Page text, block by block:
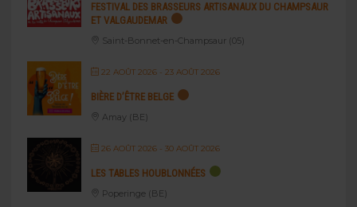
FESTIVAL DES BRASSEURS ARTISANAUX DU CHAMPSAUR
ET VALGAUDEMAR
Saint-Bonnet-en-Champsaur (05)
22 AOÛT 2026- 23 AOÛT 2026
BIÈRE D’ÊTRE BELGE
Amay (BE)
26 AOÛT 2026- 30 AOÛT 2026
LES TABLES HOUBLONNÉES
Poperinge (BE)